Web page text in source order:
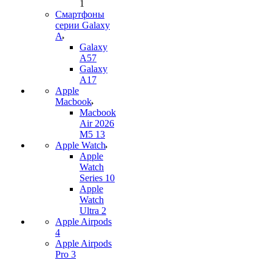
1
Смартфоны
серии Galaxy
A
Galaxy
A57
Galaxy
A17
Apple
Macbook
Macbook
Air 2026
M5 13
Apple Watch
Apple
Watch
Series 10
Apple
Watch
Ultra 2
Apple Airpods
4
Apple Airpods
Pro 3